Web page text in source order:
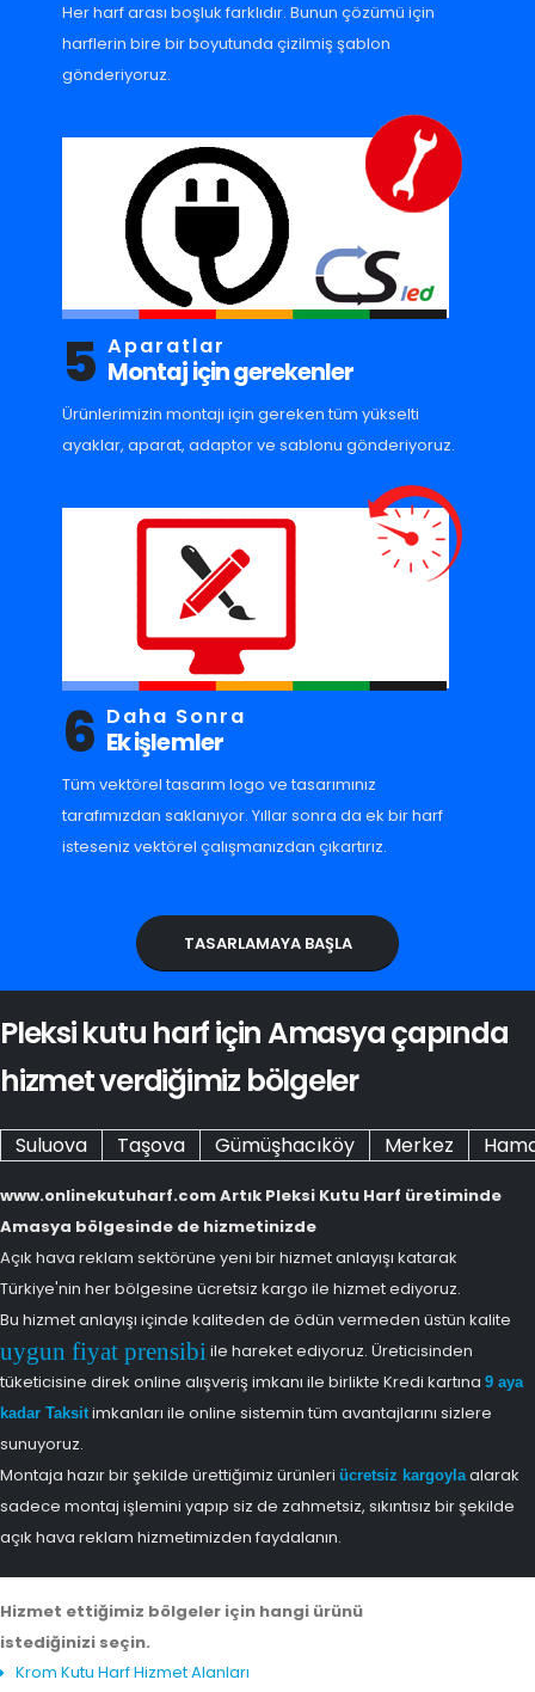
Her harf arası boşluk farklıdır. Bunun çözümü için
harflerin bire bir boyutunda çizilmiş şablon
gönderiyoruz.
5 Aparatlar
Montaj için gerekenler
Ürünlerimizin montajı için gereken tüm yükselti
ayaklar, aparat, adaptor ve sablonu gönderiyoruz.
6 Daha Sonra
Ek işlemler
Tüm vektörel tasarım logo ve tasarımınız
tarafımızdan saklanıyor. Yıllar sonra da ek bir harf
isteseniz vektörel çalışmanızdan çıkartırız.
TASARLAMAYA BAŞLA
Pleksi kutu harf için Amasya çapında
hizmet verdiğimiz bölgeler
Suluova Taşova Gümüşhacıköy Merkez
www.onlinekutuharf.com Artık Pleksi Kutu Harf üretiminde
Amasya bölgesinde de hizmetinizde
Açık hava reklam sektörüne yeni bir hizmet anlayışı katarak
Türkiye'nin her bölgesine ücretsiz kargo ile hizmet ediyoruz.
Bu hizmet anlayışı içinde kaliteden de ödün vermeden üstün kalite
uygun fiyat prensibi ile hareket ediyoruz. Üreticisinden
tüketicisine direk online alışveriş imkanı ile birlikte Kredi kartına 9 aya
kadar Taksitimkanları ile online sistemin tüm avantajlarını sizlere
sunuyoruz.
Montaja hazır bir şekilde ürettiğimiz ürünleri ücretsiz kargoylaalarak
sadece montaj işlemini yapıp siz de zahmetsiz, sıkıntısız bir şekilde
açık hava reklam hizmetimizden faydalanın.
Hizmet ettiğimiz bölgeler için hangi ürünü
istediğinizi seçin.
Krom Kutu Harf Hizmet Alanları